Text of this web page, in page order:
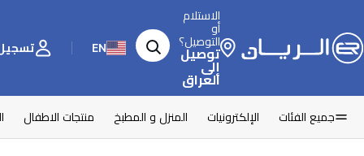
الاستلام
أو
التوصيل؟
توصيل
إلى
العراق
EN تسجيل
جميع الفئات الإلكترونيات المنزل و المطبخ منتجات الاطفال